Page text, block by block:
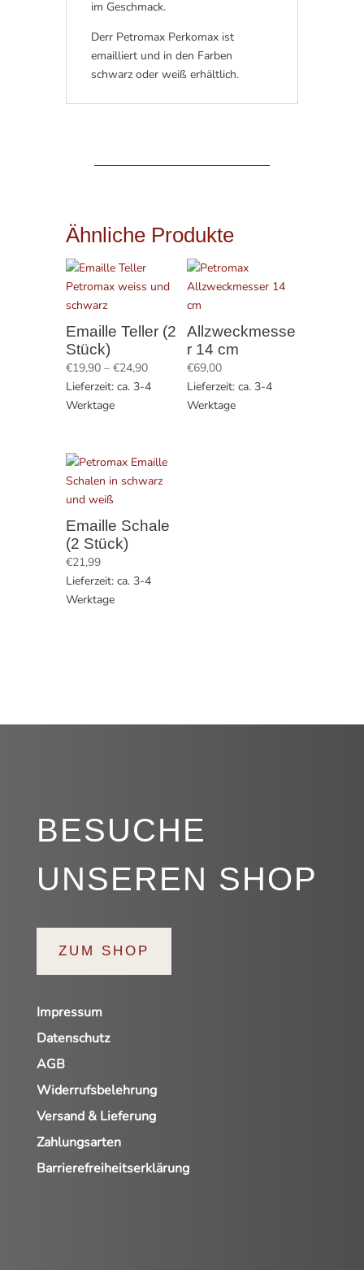
im Geschmack.
Derr Petromax Perkomax ist
emailliert und in den Farben
schwarz oder weiß erhältlich.
Ähnliche Produkte
Emaille Teller (2
Stück)
€19,90 – €24,90Preisspanne:
€19,90
Lieferzeit: ca. 3-4
Werktage
Allzweckmesse
r 14 cm
€69,00
Lieferzeit: ca. 3-4
Werktage
Emaille Schale
(2 Stück)
€21,99
Lieferzeit: ca. 3-4
Werktage
BESUCHE
UNSEREN SHOP
ZUM SHOP
Impressum
Datenschutz
AGB
Widerrufsbelehrung
Versand & Lieferung
Zahlungsarten
Barrierefreiheitserklärung